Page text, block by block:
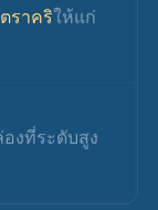
ราคริให้แก่
องที่ระดับสูง